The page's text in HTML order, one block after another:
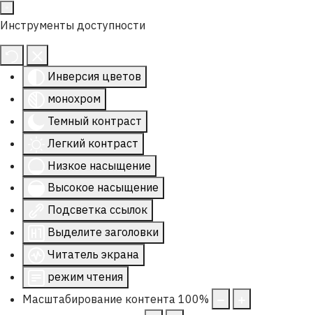
Инструменты доступности
Инверсия цветов
монохром
Темный контраст
Легкий контраст
Низкое насыщение
Высокое насыщение
Подсветка ссылок
Выделите заголовки
Читатель экрана
режим чтения
Масштабирование контента 100%